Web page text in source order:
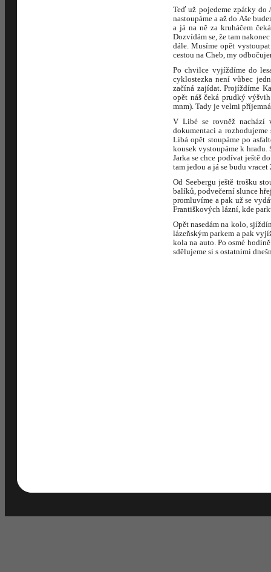
Teď už pojedeme zpátky do
nastoupáme a až do Aše
a já na ně za kruháčem
Dozvídám se, že tam
dále. Musíme opět
cestou na Cheb, my
Po chvilce vyjíždíme do
cyklostezka není vůbec
začíná zajídat. Projíždíme
opět náš čeká prudký
mnm). Tady je velmi
V Libé se rovněž nachází
dokumentaci a
Libá opět stoupáme po
kousek vystoupáme k hradu.
Jarka se chce podívat ještě
tam jedou a já se budu
Od Seebergu ještě trošku
balíků, podvečerní slunce
promluvíme a pak už se
Františkových lázní, kde
Opět nasedám na kolo,
lázeňským parkem a pak
kola na auto. Po osmé
sdělujeme si s ostatními